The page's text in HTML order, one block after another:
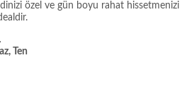
özel ve gün boyu rahat hissetmenizi
Ten